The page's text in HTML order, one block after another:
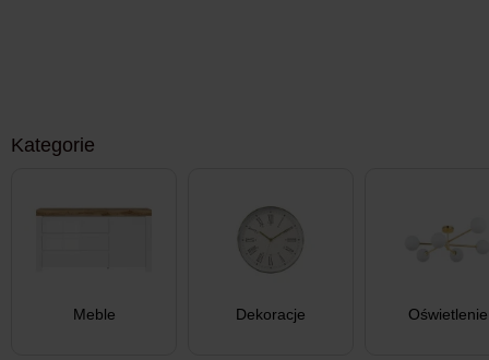
Kategorie
Meble Dekoracje Oświetlenie